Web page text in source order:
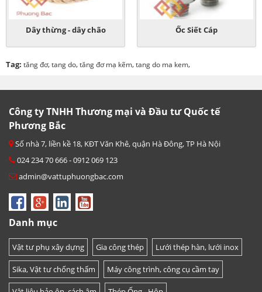
Dây thừng - dây chão Ốc Siết Cáp
Tag: tăng đơ,tang do,tăng đơ mạ kẽm,tang do ma kem,
Công ty TNHH Thương mại và Đầu tư Quốc tế
Phương Bắc
Số nhà 7, liền kề 18, KĐT Văn Khê, quận Hà Đông, TP Hà Nội
024 234 70 666 - 0912 069 123
admin@vattuphuongbac.com
Danh mục
Vật tư phụ xây dựng Gia công thép Lưới thép hàn, lưới inox
Sika, Vật tư chống thấm Máy công trình, công cụ cầm tay